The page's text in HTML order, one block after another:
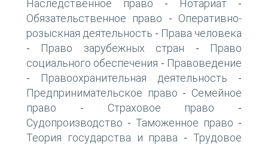
Наследственное право - Нотариат -
Обязательственное право - Оперативно-
розыскная деятельность - Права человека
- Право зарубежных стран -
Право
социального обеспечения - Правоведение
- Правоохранительная деятельность -
Предпринимательское право - Семейное
право - Страховое право -
Судопроизводство - Таможенное право -
Теория государства и права -Трудовое